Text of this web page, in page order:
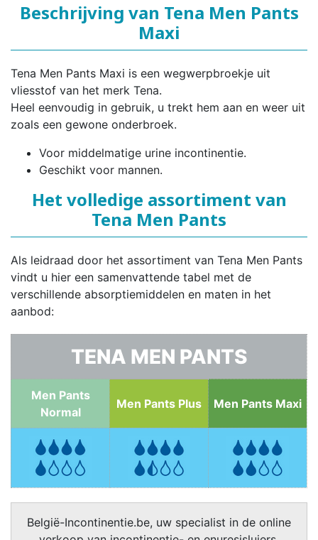
Beschrijving van Tena Men Pants
Maxi
Tena Men Pants Maxi is een wegwerpbroekje uit
vliesstof van het merk Tena.
Heel eenvoudig in gebruik, u trekt hem aan en weer uit
zoals een gewone onderbroek.
Voor middelmatige urine incontinentie.
Geschikt voor mannen.
Het volledige assortiment van
Tena Men Pants
Als leidraad door het assortiment van Tena Men Pants
vindt u hier een samenvattende tabel met de
verschillende absorptiemiddelen en maten in het
aanbod:
TENA MEN PANTS
Men Pants
Normal
Men Pants Plus Men Pants Maxi
België-Incontinentie.be, uw specialist in de online